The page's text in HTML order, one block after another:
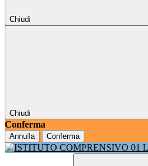
Chiudi
Chiudi
Conferma
Annulla Conferma